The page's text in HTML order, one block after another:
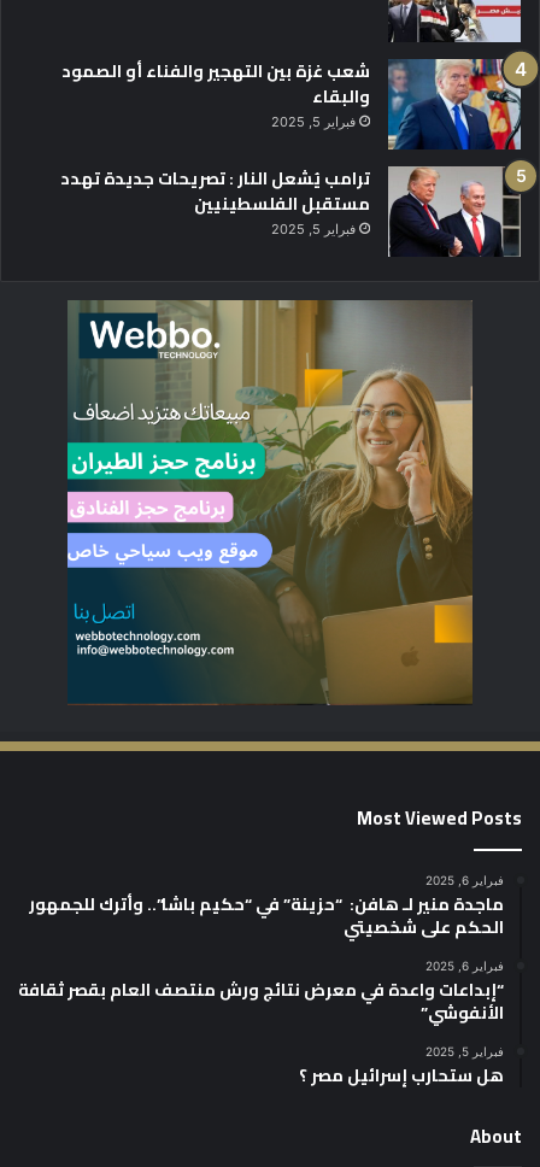
شعب غزة بين التهجير والفناء أو الصمود
والبقاء
فبراير 5, 2025
ترامب يُشعل النار : تصريحات جديدة تهدد
مستقبل الفلسطينيين
فبراير 5, 2025
Most Viewed Posts
فبراير 6, 2025
ماجدة منير لـ هافن: “حزينة” في “حكيم باشا”.. وأترك للجمهور
الحكم على شخصيتي
فبراير 6, 2025
“إبداعات واعدة في معرض نتائج ورش منتصف العام بقصر ثقافة
الأنفوشي”
فبراير 5, 2025
هل ستحارب إسرائيل مصر ؟
About